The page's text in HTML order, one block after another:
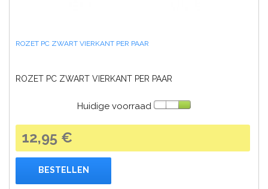
ROZET PC ZWART VIERKANT PER PAAR
ROZET PC ZWART VIERKANT PER PAAR
Huidige voorraad
12,95 €
BESTELLEN